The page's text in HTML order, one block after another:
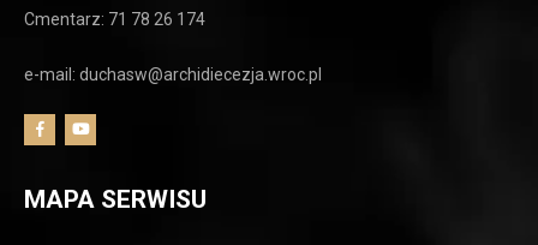
Cmentarz: 71 78 26 174
e-mail: duchasw@archidiecezja.wroc.pl
MAPA SERWISU